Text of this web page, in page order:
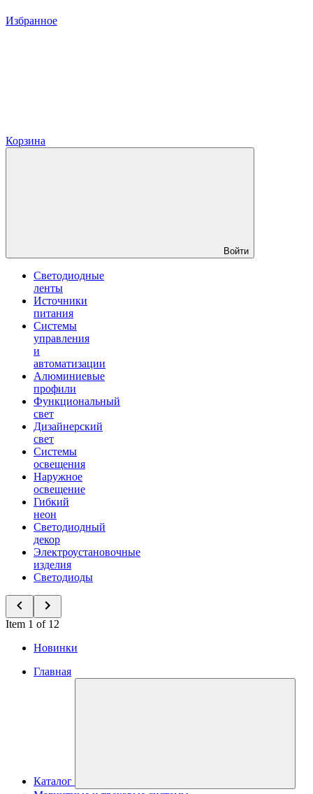
Избранное
Корзина
Войти
Светодиодные
ленты
Источники
питания
Системы
управления
и
автоматизации
Алюминиевые
профили
Функциональный
свет
Дизайнерский
свет
Системы
освещения
Наружное
освещение
Гибкий
неон
Светодиодный
декор
Электроустановочные
изделия
Светодиоды
Item 1 of 12
Новинки
Главная
Каталог